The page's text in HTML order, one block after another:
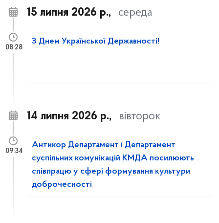
15 липня 2026 р., середа
З Днем Української Державності!
08:28
14 липня 2026 р., вівторок
Антикор Департамент і Департамент
суспільних комунікацій КМДА посилюють
співпрацю у сфері формування культури
доброчесності
09:34